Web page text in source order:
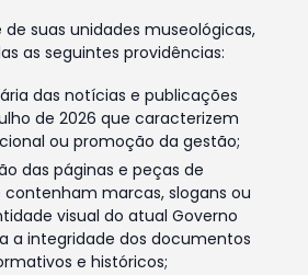
suas unidades museológicas,
as seguintes providências:
das notícias e publicações
de 2026 que caracterizem
ou promoção da gestão;
das páginas e peças de
marcas, slogans ou
visual do atual Governo
a integridade dos documentos
e históricos;